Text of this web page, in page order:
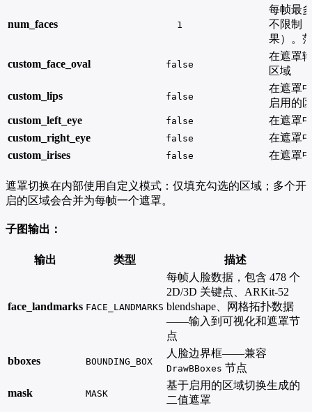
num_faces 1
每帧最
不限制
果）。
custom_face_oval false
在遮罩
区域
custom_lips false
在遮罩
启用的
custom_left_eye
false
在遮罩
custom_right_eye
false
在遮罩
custom_irises
false 在遮罩
遮罩切换在内部使用自定义模式：仅填充勾选的区域；多个开
启的区域会合并为每帧一个遮罩。
子图输出：
输出 类型 描述
face_landmarks FACE_LANDMARKS
每帧人脸数据，包含 478 个
2D/3D 关键点、ARKit-52
blendshape、网格拓扑数据
——输入到可视化和遮罩节
点
bboxes BOUNDING_BOX
人脸边界框——兼容
DrawBBoxes 节点
mask MASK
基于启用的区域切换生成的
二值遮罩